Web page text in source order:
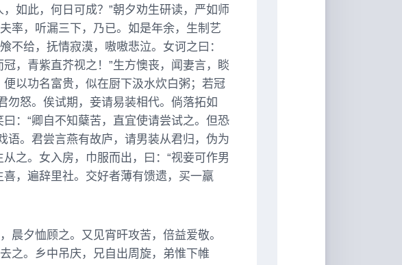
如此，何日可成？”朝夕劝生研读，严如师
率，听漏三下，乃已。如是年余，生制艺
不给，抚情寂漠，嗷嗷悲泣。女诃之曰：
，青紫直芥视之！”生方懊丧，闻妻言，睒
以功名富贵，似在厨下汲水炊白粥；若冠
勿怒。俟试期，妾请易装相代。倘落拓如
：“卿自不知蘖苦，直宜使请尝试之。但恐
语。君尝言燕有故庐，请男装从君归，伪为
之。女入房，巾服而出，曰：“视妾可作男
，遍辞里社。交好者薄有馈遗，买一羸
晨夕恤顾之。又见宵旰攻苦，倍益爱敬。
之。乡中吊庆，兄自出周旋，弟惟下帷